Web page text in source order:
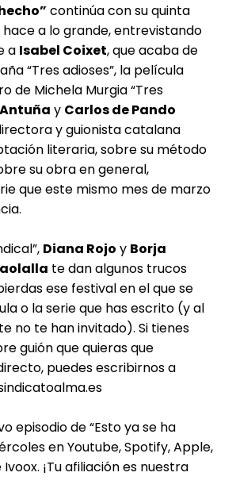
continúa con su quinta
a lo grande, entrevistando
a Isabel Coixet, que acaba de
“Tres adioses”, la película
de Michela Murgia “Tres
y Carlos de Pando
y guionista catalana
literaria, sobre su método
su obra en general,
que este mismo mes de marzo
Diana Rojo y Borja
te dan algunos trucos
ese festival en el que se
o la serie que has escrito (y al
no te han invitado). Si tienes
guión que quieras que
puedes escribirnos a
episodio de “Esto ya se ha
en Youtube, Spotify, Apple,
¡Tu afiliación es nuestra